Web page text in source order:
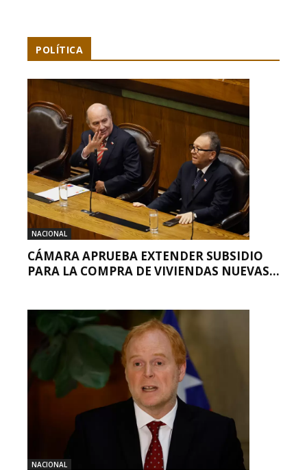
POLÍTICA
NACIONAL
CÁMARA APRUEBA EXTENDER SUBSIDIO
PARA LA COMPRA DE VIVIENDAS NUEVAS...
NACIONAL